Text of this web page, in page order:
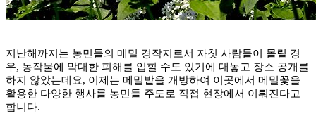
지난해까지는 농민들의 메밀 경작지로서 자칫 사람들이 몰릴 경
우, 농작물에 막대한 피해를 입힐 수도 있기에 대놓고 장소 공개를
하지 않았는데요, 이제는 메밀밭을 개방하여 이곳에서 메밀꽃을
활용한 다양한 행사를 농민들 주도로 직접 현장에서 이뤄진다고
합니다.